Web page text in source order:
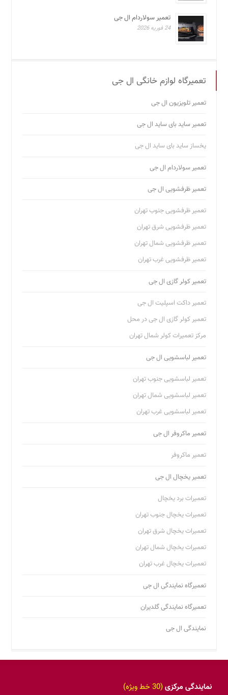
تعمیر سولاردام ال جی
24 فوریه 2026
تعمیرگاه لوازم خانگی ال جی
تعمیر تلویزیون ال جی
تعمیر ساید بای ساید ال جی
یخساز ساید بای ساید ال جی
تعمیر سولاردام ال جی
تعمیر ظرفشویی ال جی
تعمیر ظرفشویی جنوب تهران
تعمیر ظرفشویی شرق تهران
تعمیر ظرفشویی شمال تهران
تعمیر ظرفشویی غرب تهران
تعمیر کولر گازی ال جی
تعمیر داکت اسپلیت ال جی
تعمیر کولر گازی ال جی در محل
مرکز تعمیرات کولر شمال تهران
تعمیر لباسشویی ال جی
تعمیر لباسشویی جنوب تهران
تعمیر لباسشویی شمال تهران
تعمیر لباسشویی غرب تهران
تعمیر ماکروفر ال جی
تعمیر ماکروفر
تعمیر یخچال ال جی
تعمیرات برد یخچال
تعمیرات یخچال جنوب تهران
تعمیرات یخچال شرق تهران
تعمیرات یخچال شمال تهران
تعمیرات یخچال غرب تهران
تعمیرگاه نمایندگی ال جی
تعمیرگاه نمایندگی گلدیران
نمایندگی ال جی
نمایندگی مرکزی(30 خط ویژه)